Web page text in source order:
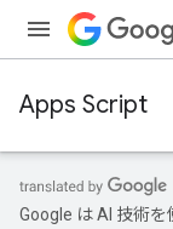
Apps Script
Google は AI 技術